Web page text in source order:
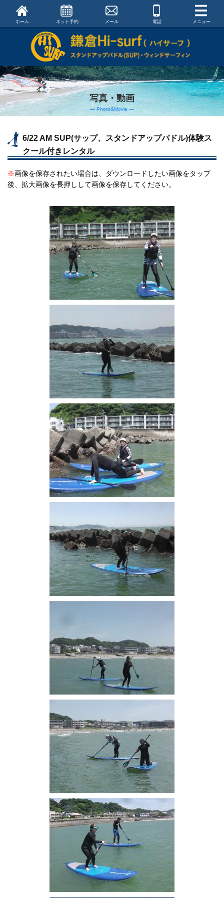
ホーム ネット予約 メール 電話 メニュー
写真・動画
― Photo&Movie ―
6/22 AM SUP(サップ、スタンドアップパドル)体験ス
クール付きレンタル
※画像を保存されたい場合は、ダウンロードしたい画像をタップ
後、拡大画像を長押しして画像を保存してください。